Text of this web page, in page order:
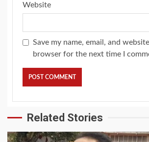
Website
Save my name, email, and
browser for the next time I
Related Stories